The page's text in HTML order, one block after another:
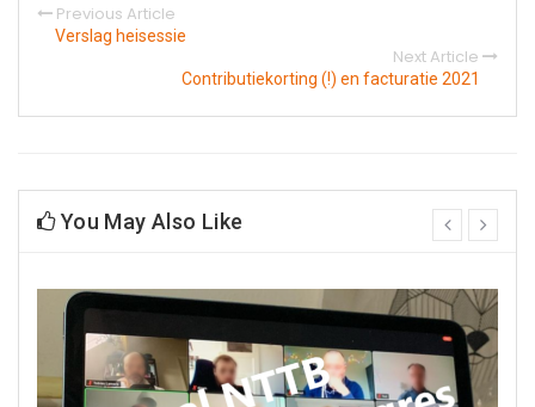
Previous Article
Verslag heisessie
Next Article
Contributiekorting (!) en facturatie 2021
You May Also Like
prev
next